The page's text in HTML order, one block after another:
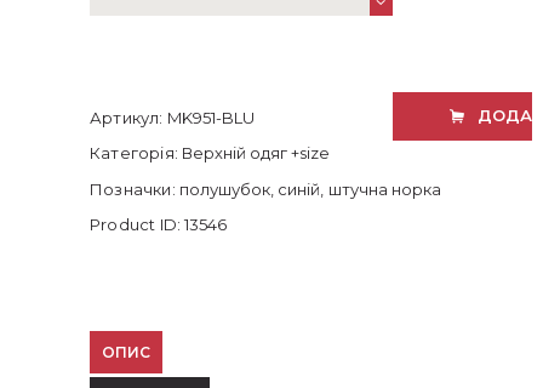
60
кількість
Артикул: MK951-BLU
Категорія: Верхній одяг +size
Позначки: полушубок синій штучна норка
Product ID:13546
ОПИС